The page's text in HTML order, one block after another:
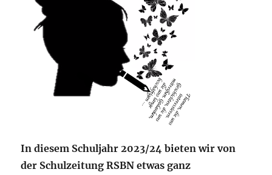
In diesem Schuljahr 2023/24 bieten wir von
der Schulzeitung RSBN etwas ganz